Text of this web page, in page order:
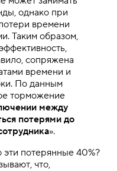
однако при
времени
Таким образом,
сопряжена
времени и
По данным
торможение
между
потерями до
».
потерянные 40%?
что,